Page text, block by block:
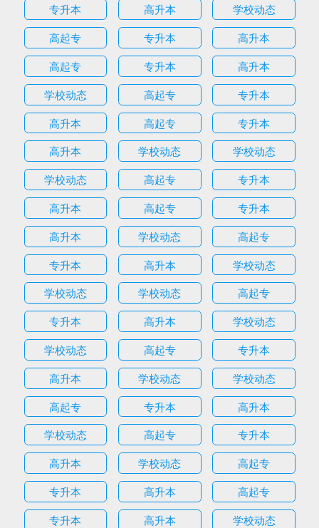
专升本
高升本
学校动态
高起专
专升本
高升本
高起专
专升本
高升本
学校动态
高起专
专升本
高升本
高起专
专升本
高升本
学校动态
学校动态
学校动态
高起专
专升本
高升本
高起专
专升本
高升本
学校动态
高起专
专升本
高升本
学校动态
学校动态
学校动态
高起专
专升本
高升本
学校动态
学校动态
高起专
专升本
高升本
学校动态
学校动态
高起专
专升本
高升本
学校动态
高起专
专升本
高升本
学校动态
高起专
专升本
高升本
高起专
专升本
高升本
学校动态